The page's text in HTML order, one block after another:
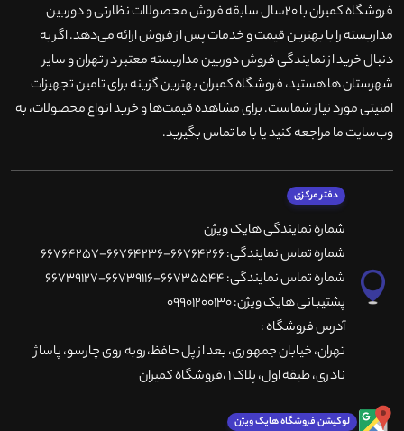
فروشگاه کمیران با ۲۰سال سابقه فروش محصولاات نظارتی و دوربین
مداربسته را با بهترین قیمت و خدمات پس از فروش ارائه می‌دهد. اگر به
دنبال خرید از نمایندگی فروش دوربین مداربسته معتبر در تهران و سایر
شهرستان ها هستید، فروشگاه کمیران بهترین گزینه برای تامین تجهیزات
امنیتی مورد نیاز شماست. برای مشاهده قیمت‌ها و خرید انواع محصولات، به
وب‌سایت ما مراجعه کنید یا با ما تماس بگیرید.
دفتر مرکزی
شماره نمایندگی هایک ویژن
شماره تماس نمایندگی: 66764266-66764236-66764257
شماره تماس نمایندگی: 66735544-66739116-66739127
پشتیبانی هایک ویژن: 09901200130
آدرس فروشگاه :
تهران، خيابان جمهوری، بعد از پل حافظ،روبه روی چارسو، پاساژ
نادری، طبقه اول، پلاک 1 ،فروشگاه کمیران
لوکیشن فروشگاه هایک ویژن